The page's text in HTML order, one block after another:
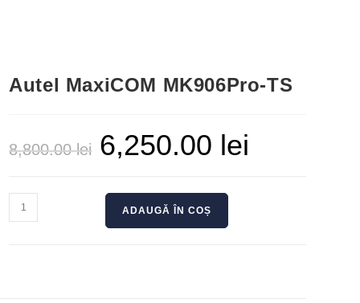
Autel MaxiCOM MK906Pro-TS
8,800.00lei 6,250.00 lei
ADAUGĂ ÎN COȘ